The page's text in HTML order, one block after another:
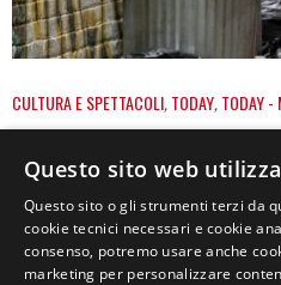
CULTURA E SPETTACOLI,TODAY,TODAY -
DA GRANDI POTERI
RESPONSABILITÀ:
E’ il 1990 e in Florida un
presenta alla porta…
Questo sito web
Questo sito o gli strumenti terzi da
cookie tecnici necessari e cookie
consenso, potremo usare anche
marketing per personalizzare